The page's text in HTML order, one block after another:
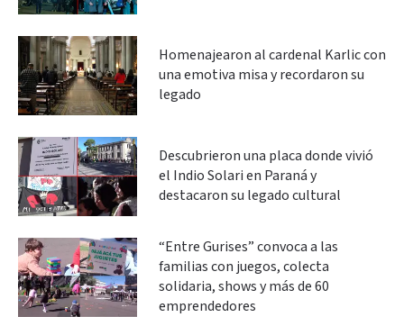
Homenajearon al cardenal Karlic con
una emotiva misa y recordaron su
legado
Descubrieron una placa donde vivió
el Indio Solari en Paraná y
destacaron su legado cultural
“Entre Gurises” convoca a las
familias con juegos, colecta
solidaria, shows y más de 60
emprendedores